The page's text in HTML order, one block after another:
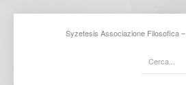
Syzetesis Associazione Filosofica –